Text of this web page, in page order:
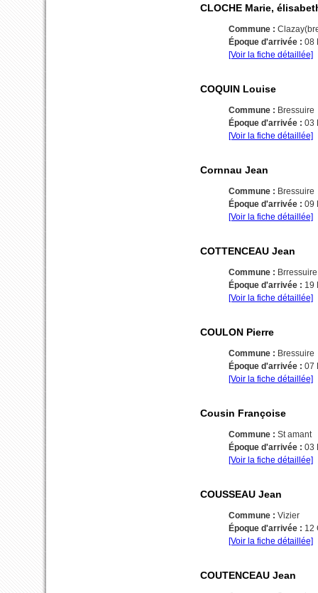
CLOCHE Marie,
Commune :
Époque d'arrivée : 08
[Voir la fiche détaillée]
COQUIN Louise
Commune : Bressuire
Époque d'arrivée : 03
[Voir la fiche détaillée]
Cornnau Jean
Commune : Bressuire
Époque d'arrivée : 09
[Voir la fiche détaillée]
COTTENCEAU Jean
Commune : Brressuire
Époque d'arrivée : 19
[Voir la fiche détaillée]
COULON Pierre
Commune : Bressuire
Époque d'arrivée : 07
[Voir la fiche détaillée]
Cousin Françoise
Commune : St amant
Époque d'arrivée : 03
[Voir la fiche détaillée]
COUSSEAU Jean
Commune : Vizier
Époque d'arrivée : 12
[Voir la fiche détaillée]
COUTENCEAU Jean